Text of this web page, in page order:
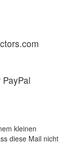
kleinen
diese Mail nicht